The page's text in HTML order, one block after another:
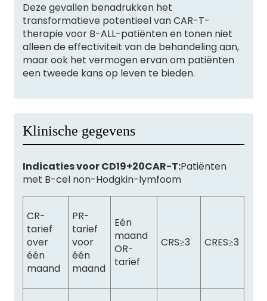
Deze gevallen benadrukken het
transformatieve potentieel van CAR-T-
therapie voor B-ALL-patiënten en tonen niet
alleen de effectiviteit van de behandeling aan,
maar ook het vermogen ervan om patiënten
een tweede kans op leven te bieden.
Klinische gegevens
Indicaties voor CD19+20CAR-T:Patiënten
met B-cel non-Hodgkin-lymfoom
CR-
tarief
over
één
maand
PR-
tarief
voor
één
maand
Eén
maand
OR-
tarief
CRS≥3 CRES≥3